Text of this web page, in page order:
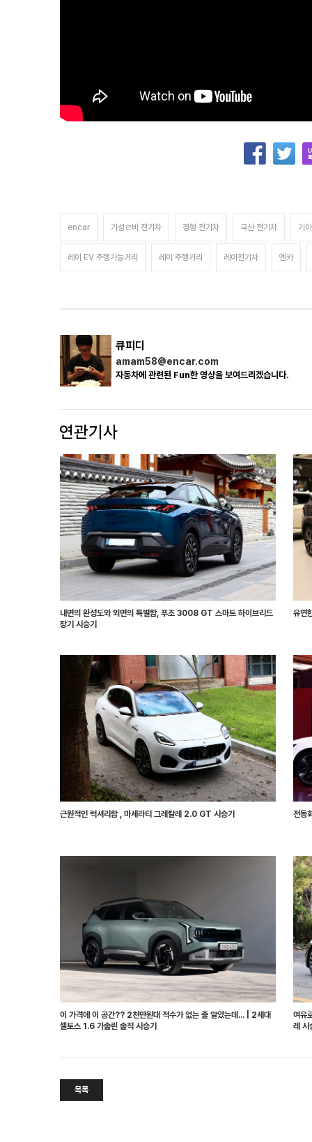
encar 가성ㄹ비 전기차 경형 전기차 국산 전기차 기
레이 EV 주행가능거리 레이 주행거리 레이전기차 엔카
큐피디
amam58@encar.com
자동차에 관련된 Fun한 영상을 보여드리겠습니다.
내면의 완성도와 외면의 특별함, 푸조 3008 GT 스마트 하이브리드
장기 시승기
유연
근원적인 럭셔리함 , 마세라티 그레칼레 2.0 GT 시승기 전동
이 가격에 이 공간?? 2천만원대 적수가 없는 줄 알았는데... | 2세대
셀토스 1.6 가솔린 솔직 시승기
여유
레 시
목록